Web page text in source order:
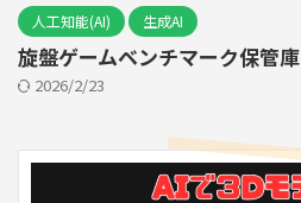
人工知能(AI) 生成AI
旋盤ゲームベンチマーク保管庫
2026/2/23